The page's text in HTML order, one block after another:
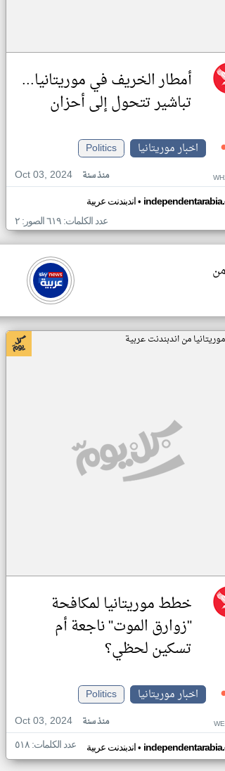
أمطار الخريف في موريتانيا...
تباشير تتحول إلى أحزان
اخبار موريتانيا
Politics
Oct 03, 2024
منذ سنة
اندبندنت عربية•
عدد الكلمات: ٦١٩ الصور: ٢
من اندبندنت عربية
خطط موريتانيا لمكافحة
"زوارق الموت" ناجعة أم
تسكين لحظي؟
اخبار موريتانيا
Politics
Oct 03, 2024
منذ سنة
اندبندنت عربية• عدد الكلمات: ٥١٨